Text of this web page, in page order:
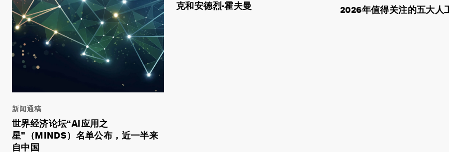
新闻通稿
世界经济论坛“AI应用之
星”（MINDS）名单公布，近一半来
自中国
克和安德烈·霍夫曼
2026年值得关注的五大人